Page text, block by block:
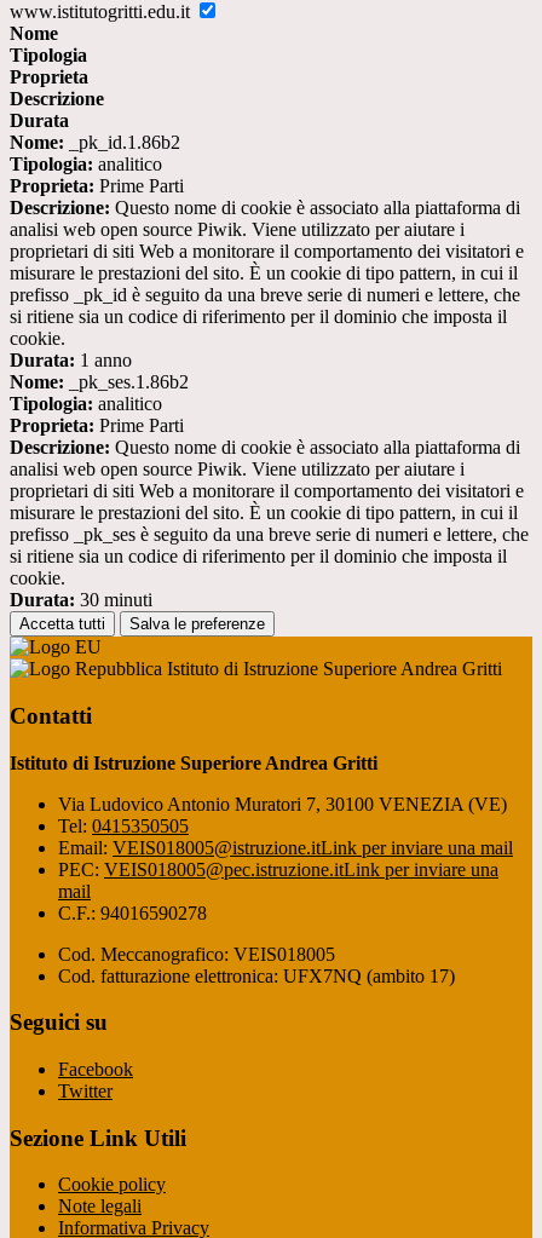
www.istitutogritti.edu.it
Nome
Tipologia
Proprieta
Descrizione
Durata
Nome: _pk_id.1.86b2
Tipologia: analitico
Proprieta: Prime Parti
Descrizione: Questo nome di cookie è associato alla piattaforma di
analisi web open source Piwik. Viene utilizzato per aiutare i
proprietari di siti Web a monitorare il comportamento dei visitatori e
misurare le prestazioni del sito. È un cookie di tipo pattern, in cui il
prefisso _pk_id è seguito da una breve serie di numeri e lettere, che
si ritiene sia un codice di riferimento per il dominio che imposta il
cookie.
Durata: 1 anno
Nome: _pk_ses.1.86b2
Tipologia: analitico
Proprieta: Prime Parti
Descrizione: Questo nome di cookie è associato alla piattaforma di
analisi web open source Piwik. Viene utilizzato per aiutare i
proprietari di siti Web a monitorare il comportamento dei visitatori e
misurare le prestazioni del sito. È un cookie di tipo pattern, in cui il
prefisso _pk_ses è seguito da una breve serie di numeri e lettere, che
si ritiene sia un codice di riferimento per il dominio che imposta il
cookie.
Durata: 30 minuti
Accetta tutti Salva le preferenze
Istituto di Istruzione Superiore Andrea Gritti
Contatti
Istituto di Istruzione Superiore Andrea Gritti
Via Ludovico Antonio Muratori 7, 30100 VENEZIA (VE)
Tel: 0415350505
Email: VEIS018005@istruzione.itLink per inviare una mail
PEC: VEIS018005@pec.istruzione.itLink per inviare una
mail
C.F.: 94016590278
Cod. Meccanografico: VEIS018005
Cod. fatturazione elettronica: UFX7NQ (ambito 17)
Seguici su
Facebook
Twitter
Sezione Link Utili
Cookie policy
Note legali
Informativa Privacy